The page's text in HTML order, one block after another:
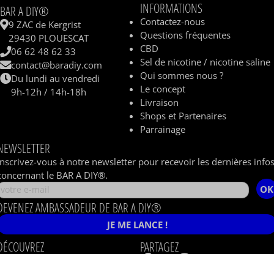
BAR A DIY®
9 ZAC de Kergrist
29430 PLOUESCAT
06 62 48 62 33
contact@baradiy.com
Du lundi au vendredi
9h-12h / 14h-18h
INFORMATIONS
Contactez-nous
Questions fréquentes
CBD
Sel de nicotine / nicotine saline
Qui sommes nous ?
Le concept
Livraison
Shops et Partenaires
Parrainage
vous à notre newsletter pour recevoir les dernières
le BAR A DIY®.
OK
AMBASSADEUR DE BAR A DIY®
JE ME LANCE !
PARTAGEZ